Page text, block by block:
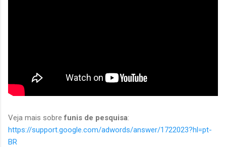
Veja mais sobrefunis de pesquisa:
https://support.google.com/adwords/answer/1722023?hl=pt-
BR